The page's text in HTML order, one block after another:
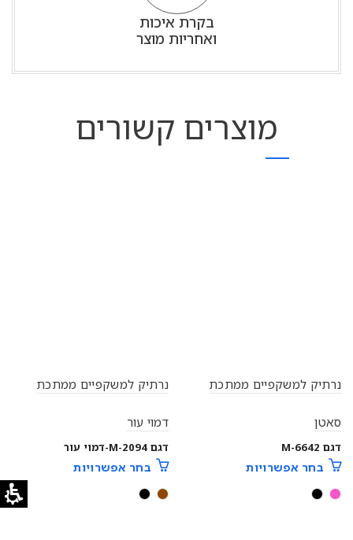
בקרת איכות
ואחריות מוצר
מוצרים קשורים
נרתיק למשקפיים ממתכת
סאטן
דגם M-6642
בחר אפשרויות
נרתיק למשקפיים ממתכת
דמוי עור
דגם M-2094-דמוי עור
בחר אפשרויות